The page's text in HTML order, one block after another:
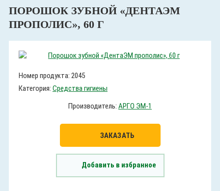
ПОРОШОК ЗУБНОЙ «ДЕНТАЭМ
ПРОПОЛИС», 60 Г
Номер продукта: 2045
Категория: Средства гигиены
Производитель: АРГО ЭМ-1
ЗАКАЗАТЬ
Добавить в избранное